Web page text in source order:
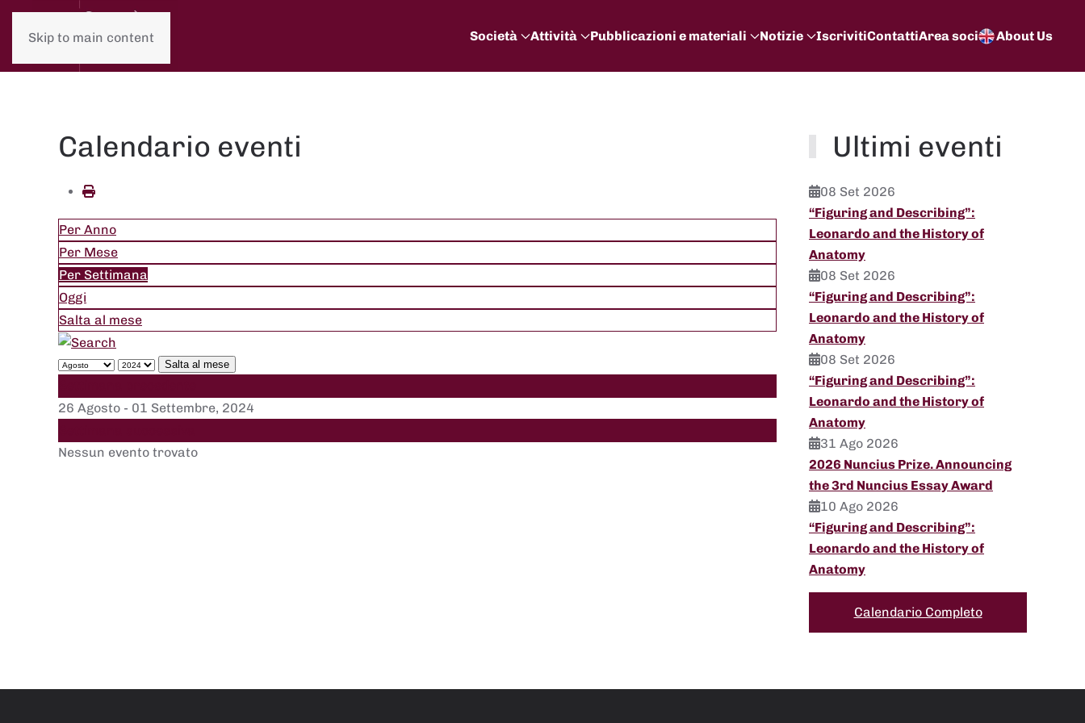
Skip to main content Società Attività Pubblicazioni e materiali Notizie IscrivitiContattiArea soci About Us
Calendario eventi
Per Anno
Per Mese
Per Settimana
Oggi
Salta al mese
Salta al mese
26 Agosto - 01 Settembre, 2024
Nessun evento trovato
Ultimi eventi
08 Set 2026
“Figuring and Describing”:
Leonardo and the History of
Anatomy
08 Set 2026
“Figuring and Describing”:
Leonardo and the History of
Anatomy
08 Set 2026
“Figuring and Describing”:
Leonardo and the History of
Anatomy
31 Ago 2026
2026 Nuncius Prize. Announcing
the 3rd Nuncius Essay Award
10 Ago 2026
“Figuring and Describing”:
Leonardo and the History of
Anatomy
Calendario Completo